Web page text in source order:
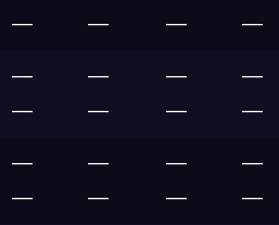
— — — —
— — —
—
— — — —
— — —
—
— — — —